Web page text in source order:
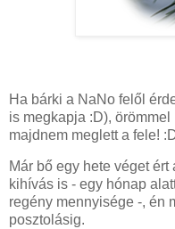
Ha bárki a NaNo felől
is megkapja :D),
majdnem meglett a fele!
Már bő egy hete véget
kihívás is - egy hónap
regény mennyisége -, én
posztolásig.